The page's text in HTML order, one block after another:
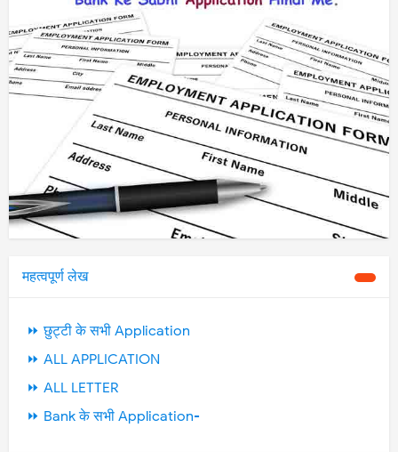
महत्वपूर्ण लेख
⏩ छुट्टी के सभी Application
⏩ ALL APPLICATION
⏩ ALL LETTER
⏩ Bank के सभी Application-